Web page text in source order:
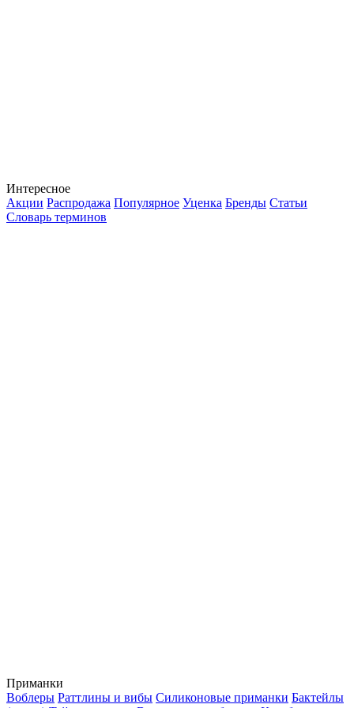
Интересное
Акции Распродажа Популярное Уценка Бренды Статьи
Словарь терминов
Приманки
Воблеры Раттлины и вибы Силиконовые приманки Бактейлы